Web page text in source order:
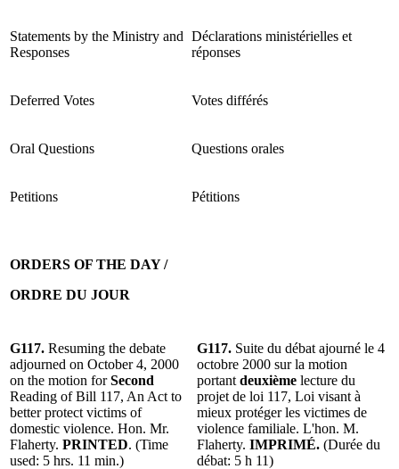
Statements by the Ministry and
Responses
Déclarations ministérielles et
réponses
Deferred Votes Votes différés
Oral Questions Questions orales
Petitions Pétitions
ORDERS OF THE DAY /
ORDRE DU JOUR
G117. Resuming the debate
adjourned on October 4, 2000
on the motion forSecond
Reading of Bill 117, An Act to
better protect victims of
domestic violence. Hon. Mr.
Flaherty. PRINTED. (Time
used: 5 hrs. 11 min.)
G117. Suite du débat ajourné le 4
octobre 2000 sur la motion
portant deuxième lecture du
projet de loi 117, Loi visant à
mieux protéger les victimes de
violence familiale. L'hon. M.
Flaherty. IMPRIMÉ. (Durée du
débat: 5 h 11)